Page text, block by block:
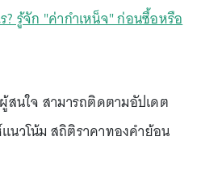
? รู้จัก "ค่ากำเหน็จ" ก่อนซื้อหรือ
นใจ สามารถติดตามอัปเดต
นวโน้ม สถิติราคาทองคำย้อน